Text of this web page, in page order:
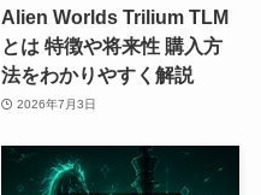
Alien Worlds Trilium TLM
とは 特徴や将来性 購入方
法をわかりやすく解説
2026年7月3日